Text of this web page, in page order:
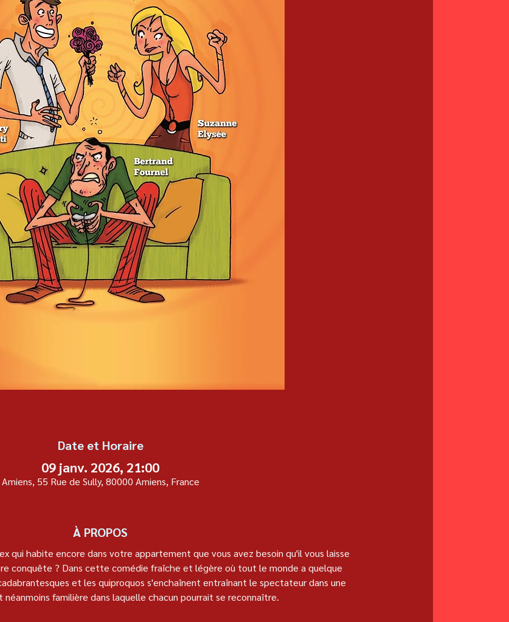
Date et Horaire
09 janv. 2026, 21:00
Amiens, 55 Rue de Sully, 80000 Amiens, France
À PROPOS
qui habite encore dans votre appartement que vous avez besoin qu'il vous laisse
conquête ? Dans cette comédie fraîche et légère où tout le monde a quelque
et les quiproquos s'enchaînent entraînant le spectateur dans une
familière dans laquelle chacun pourrait se reconnaître.